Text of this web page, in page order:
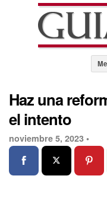
Haz una
el intento
noviembre 5, 2023 •